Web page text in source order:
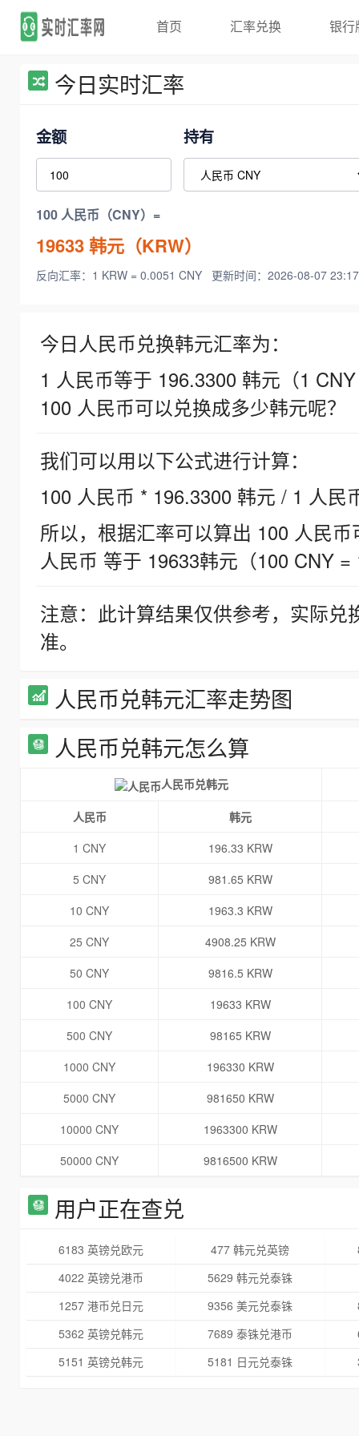
首页 汇率兑换 银行
今日实时汇率
金额 持有
100 人民币（CNY）=
19633韩元（KRW）
反向汇率：1 KRW = 0.0051 CNY 更新时间：2026-08-07
今日人民币兑换韩元汇率为：
1 人民币等于 196.3300 韩元（1
100 人民币可以兑换成多少韩元呢？
我们可以用以下公式进行计算：
100 人民币 * 196.3300 韩元 / 1 人民
所以，根据汇率可以算出 100 人民
人民币 等于 19633韩元（100 CNY =
注意：此计算结果仅供参考，实际
准。
人民币兑韩元汇率走势图
人民币兑韩元怎么算
人民币兑韩元
人民币
韩元
1 CNY
196.33 KRW
5 CNY
981.65 KRW
10 CNY
1963.3 KRW
25 CNY
4908.25 KRW
50 CNY
9816.5 KRW
100 CNY
19633 KRW
500 CNY
98165 KRW
1000 CNY
196330 KRW
5000 CNY
981650 KRW
10000 CNY
1963300 KRW
50000 CNY
9816500 KRW
用户正在查兑
6183 英镑兑欧元 477 韩元兑英镑
4022 英镑兑港币
5629 韩元兑泰铢
1257 港币兑日元
9356 美元兑泰铢
5362 英镑兑韩元
7689 泰铢兑港币
5151 英镑兑韩元
5181 日元兑泰铢